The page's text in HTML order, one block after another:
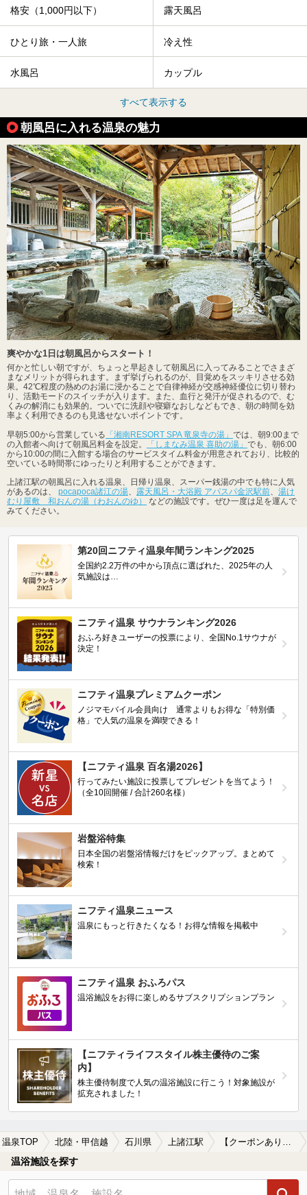
格安（1,000円以下） 露天風呂
ひとり旅・一人旅 冷え性
水風呂 カップル
すべて表示する
朝風呂に入れる温泉の魅力
爽やかな1日は朝風呂からスタート！
何かと忙しい朝ですが、ちょっと早起きして朝風呂に入ってみることでさまざ
まなメリットが得られます。まず挙げられるのが、目覚めをスッキリさせる効
果。42℃程度の熱めのお湯に浸かることで自律神経が交感神経優位に切り替わ
り、活動モードのスイッチが入ります。また、血行と発汗が促されるので、む
くみの解消にも効果的。ついでに洗顔や寝癖なおしなどもでき、朝の時間を効
率よく利用できるのも見逃せないポイントです。
早朝5:00から営業している 「湘南RESORT SPA 竜泉寺の湯」 では、朝9:00まで
の入館者へ向けて朝風呂料金を設定。
「しまなみ温泉 喜助の湯」 でも、朝6:00
から10:00の間に入館する場合のサービスタイム料金が用意されており、比較的
空いている時間帯にゆったりと利用することができます。
上諸江駅の朝風呂に入れる温泉、日帰り温泉、スーパー銭湯の中でも特に人気
があるのは、 pocapoca諸江の湯、 露天風呂・大浴殿 アパスパ金沢駅前、 湯け
むり屋敷 和おんの湯（わおんのゆ）
などの施設です。ぜひ一度は足を運んで
みてください。
第20回ニフティ温泉年間ランキング2025
全国約2.2万件の中から頂点に選ばれた、2025年の人
気施設は…
ニフティ温泉 サウナランキング2026
おふろ好きユーザーの投票により、全国No.1サウナが
決定！
ニフティ温泉プレミアムクーポン
ノジマモバイル会員向け 通常よりもお得な「特別価
格」で人気の温泉を満喫できる！
【ニフティ温泉 百名湯2026】
行ってみたい施設に投票してプレゼントを当てよう！
（全10回開催 / 合計260名様）
岩盤浴特集
日本全国の岩盤浴情報だけをピックアップ。まとめて
検索！
ニフティ温泉ニュース
温泉にもっと行きたくなる！お得な情報を掲載中
ニフティ温泉 おふろパス
温浴施設をお得に楽しめるサブスクリプションプラン
【ニフティライフスタイル株主優待のご案
内】
株主優待制度で人気の温浴施設に行こう！対象施設が
拡充されました！
温泉TOP 北陸・甲信越 石川県 上諸江駅 【クーポンあり】朝風呂に入れる上諸江駅近くの温泉、日帰り温泉、スーパー銭湯おすすめ
温浴施設を探す